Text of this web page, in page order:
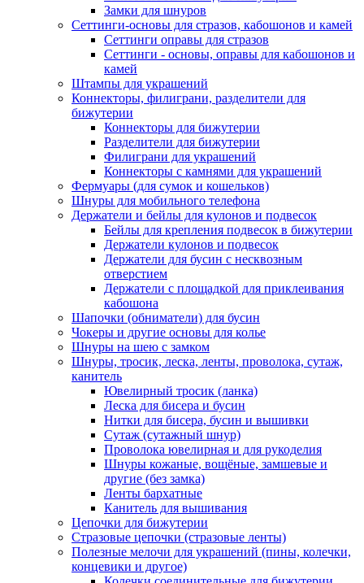
Замки для шнуров
Сеттинги-основы для стразов, кабошонов и камей
Сеттинги оправы для стразов
Сеттинги - основы, оправы для кабошонов и
камей
Штампы для украшений
Коннекторы, филиграни, разделители для
бижутерии
Коннекторы для бижутерии
Разделители для бижутерии
Филиграни для украшений
Коннекторы с камнями для украшений
Фермуары (для сумок и кошельков)
Шнуры для мобильного телефона
Держатели и бейлы для кулонов и подвесок
Бейлы для крепления подвесок в бижутерии
Держатели кулонов и подвесок
Держатели для бусин с несквозным
отверстием
Держатели с площадкой для приклеивания
кабошона
Шапочки (обниматели) для бусин
Чокеры и другие основы для колье
Шнуры на шею с замком
Шнуры, тросик, леска, ленты, проволока, сутаж,
канитель
Ювелирный тросик (ланка)
Леска для бисера и бусин
Нитки для бисера, бусин и вышивки
Сутаж (сутажный шнур)
Проволока ювелирная и для рукоделия
Шнуры кожаные, вощёные, замшевые и
другие (без замка)
Ленты бархатные
Канитель для вышивания
Цепочки для бижутерии
Стразовые цепочки (стразовые ленты)
Полезные мелочи для украшений (пины, колечки,
концевики и другое)